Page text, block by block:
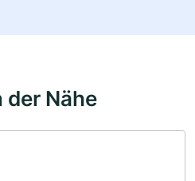
der Nähe